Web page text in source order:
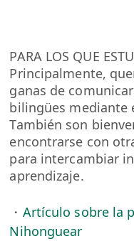
PARA LOS QUE
Principalmente,
ganas de
bilingües mediante
También son
encontrarse con
para intercambiar
aprendizaje.
・ Artículo sobre la
Nihonguear